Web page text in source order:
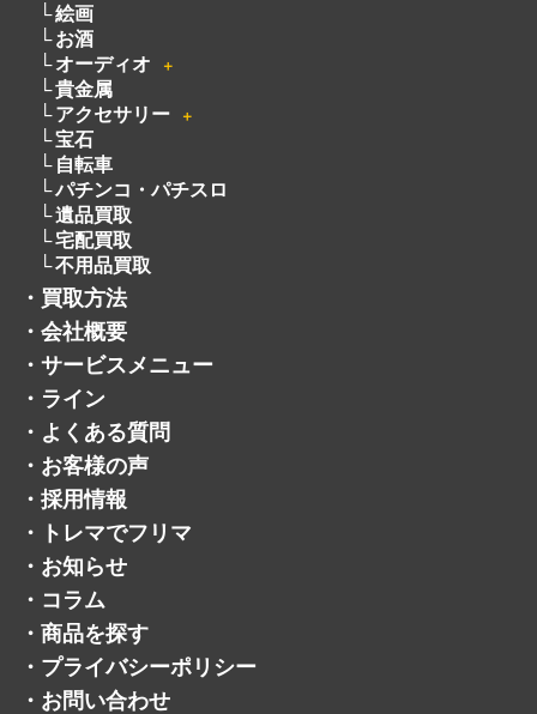
絵画
お酒
オーディオ
＋
貴金属
アクセサリー
＋
宝石
自転車
パチンコ・パチスロ
遺品買取
宅配買取
不用品買取
・ 買取方法
・ 会社概要
・ サービスメニュー
・ ライン
・ よくある質問
・ お客様の声
・ 採用情報
・
トレマでフリマ
・ お知らせ
・ コラム
・ 商品を探す
・ プライバシーポリシー
・ お問い合わせ